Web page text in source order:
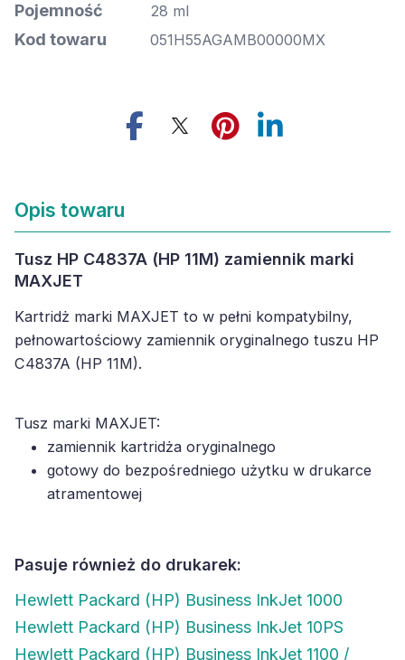
Pojemność 28 ml
Kod towaru 051H55AGAMB00000MX
Opis towaru
Tusz HP C4837A (HP 11M) zamiennik marki
MAXJET
Kartridż marki MAXJET to w pełni kompatybilny,
pełnowartościowy zamiennik oryginalnego tuszu HP
C4837A (HP 11M).
Tusz marki MAXJET:
zamiennik kartridża oryginalnego
gotowy do bezpośredniego użytku w drukarce
atramentowej
Pasuje również do drukarek:
Hewlett Packard (HP) Business InkJet 1000
Hewlett Packard (HP) Business InkJet 10PS
Hewlett Packard (HP) Business InkJet 1100 /